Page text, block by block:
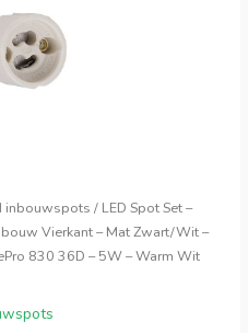
inbouwspots / LED Spot Set –
Vierkant – Mat Zwart/Wit –
830 36D – 5W – Warm Wit